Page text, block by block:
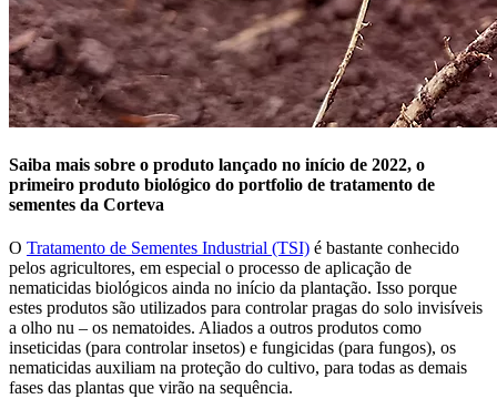
Saiba mais sobre o produto lançado no início de 2022, o
primeiro produto biológico do portfolio de tratamento de
sementes da Corteva
O Tratamento de Sementes Industrial (TSI) é bastante conhecido
pelos agricultores, em especial o processo de aplicação de
nematicidas biológicos ainda no início da plantação. Isso porque
estes produtos são utilizados para controlar pragas do solo invisíveis
a olho nu – os nematoides. Aliados a outros produtos como
inseticidas (para controlar insetos) e fungicidas (para fungos), os
nematicidas auxiliam na proteção do cultivo, para todas as demais
fases das plantas que virão na sequência.